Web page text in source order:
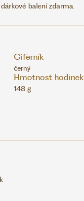
balení zdarma.
Ciferník
černý
Hmotnost hodinek
148 g